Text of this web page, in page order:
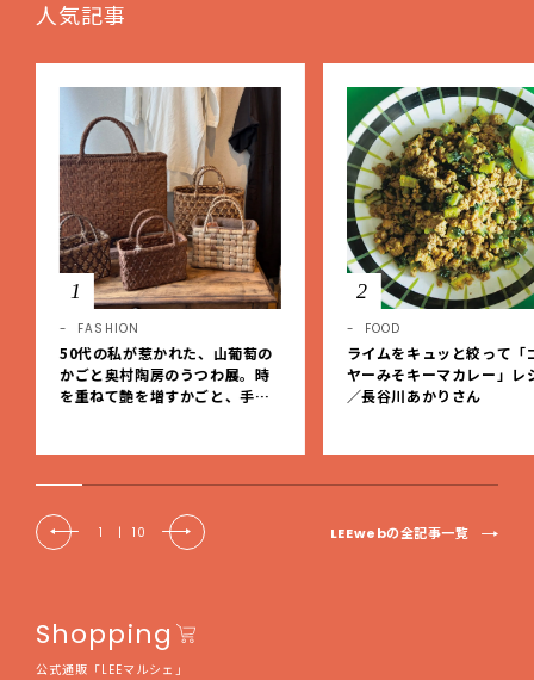
人気記事
1
FASHION
50代の私が惹かれた、山葡萄の
かごと奥村陶房のうつわ展。時
を重ねて艶を増すかごと、手仕
2
FOOD
ライムをキュッと絞って「
ヤーみそキーマカレー」レ
／長谷川あかりさん
1 | 10 LEEwebの全記事一覧
Shopping
公式通販「LEEマルシェ」